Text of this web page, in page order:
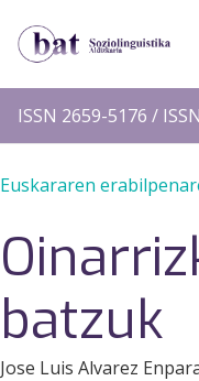
ISSN 2659-5176 /
Euskararen
batzuk
Jose Luis Alvarez